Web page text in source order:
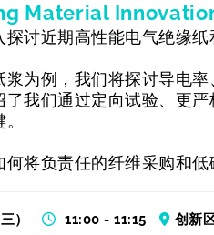
Material
讨近期高性能电气绝缘纸
浆为例，我们将探讨导电
了我们通过定向试验、更
何将负责任的纤维采购和
） 11:00 - 11:15
创新